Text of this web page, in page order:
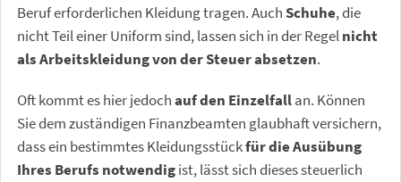
Beruf erforderlichen Kleidung tragen. AuchSchuhe, die
nicht Teil einer Uniform sind, lassen sich in der Regelnicht
als Arbeitskleidung von der Steuer absetzen.
Oft kommt es hier jedochauf den Einzelfallan. Können
Sie dem zuständigen Finanzbeamten glaubhaft versichern,
dass ein bestimmtes Kleidungsstückfür die Ausübung
Ihres Berufs notwendigist, lässt sich dieses steuerlich